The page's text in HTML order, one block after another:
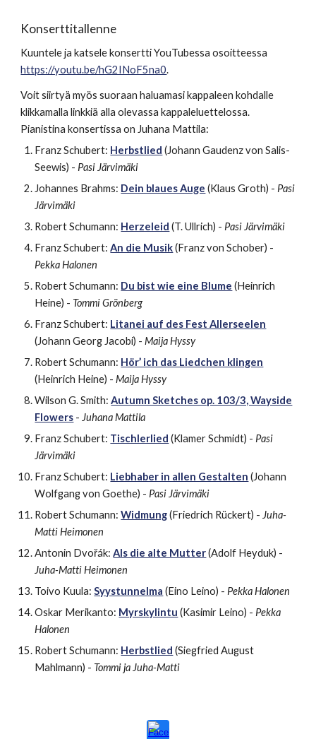
Konserttitallenne
Kuuntele ja katsele konsertti YouTubessa osoitteessa
https://youtu.be/hG2INoF5na0.
Voit siirtyä myös suoraan haluamasi kappaleen kohdalle
klikkamalla linkkiä alla olevassa kappaleluettelossa.
Pianistina konsertissa on Juhana Mattila:
Franz Schubert: Herbstlied (Johann Gaudenz von Salis-
Seewis) - Pasi Järvimäki
Johannes Brahms: Dein blaues Auge (Klaus Groth) - Pasi
Järvimäki
Robert Schumann: Herzeleid (T. Ullrich) - Pasi Järvimäki
Franz Schubert:An die Musik(Franz von Schober) -
Pekka Halonen
Robert Schumann: Du bist wie eine Blume (Heinrich
Heine) - Tommi Grönberg
Franz Schubert: Litanei auf des Fest Allerseelen
(Johann Georg Jacobi) -Maija Hyssy
Robert Schumann: Hör’ ich das Liedchen klingen
(Heinrich Heine) -Maija Hyssy
Wilson G. Smith:Autumn Sketches op. 103/3, Wayside
Flowers - Juhana Mattila
Franz Schubert: Tischlerlied (Klamer Schmidt) - Pasi
Järvimäki
Franz Schubert: Liebhaber in allen Gestalten (Johann
Wolfgang von Goethe) - Pasi Järvimäki
Robert Schumann:Widmung(Friedrich Rückert) - Juha-
Matti Heimonen
Antonin Dvořák:Als die alte Mutter(Adolf Heyduk) -
Juha-Matti Heimonen
Toivo Kuula:Syystunnelma (Eino Leino) - Pekka Halonen
Oskar Merikanto: Myrskylintu (Kasimir Leino) - Pekka
Halonen
Robert Schumann: Herbstlied (Siegfried August
Mahlmann) - Tommi ja Juha-Matti